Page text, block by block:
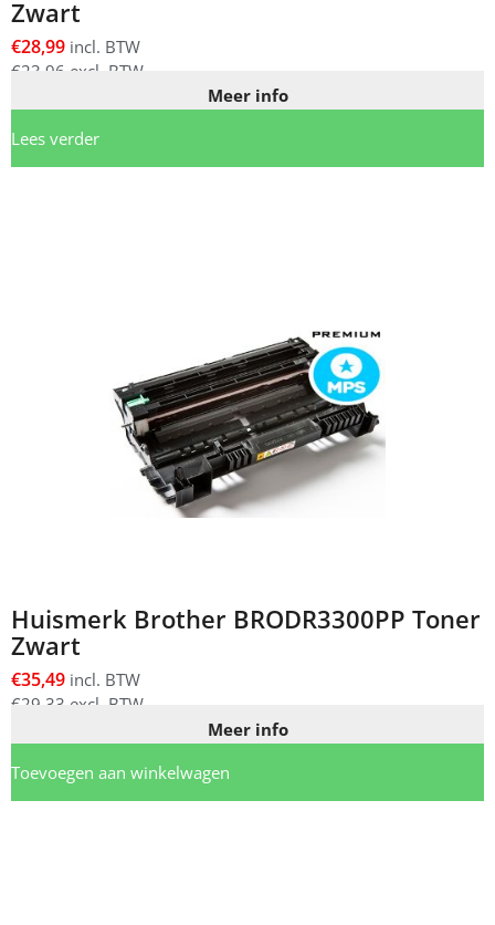
Zwart
€28,99 incl. BTW
€23,96 excl. BTW
Meer info
Lees verder
Huismerk Brother BRODR3300PP Toner
Zwart
€35,49 incl. BTW
€29,33 excl. BTW
Meer info
Toevoegen aan winkelwagen